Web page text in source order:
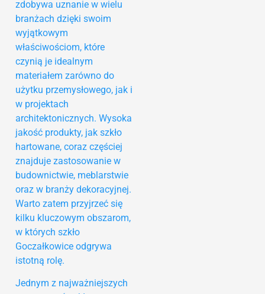
zdobywa uznanie w wielu
branżach dzięki swoim
wyjątkowym
właściwościom, które
czynią je idealnym
materiałem zarówno do
użytku przemysłowego, jak i
w projektach
architektonicznych. Wysoka
jakość produkty, jak szkło
hartowane, coraz częściej
znajduje zastosowanie w
budownictwie, meblarstwie
oraz w branży dekoracyjnej.
Warto zatem przyjrzeć się
kilku kluczowym obszarom,
w których szkło
Goczałkowice odgrywa
istotną rolę.
Jednym z najważniejszych